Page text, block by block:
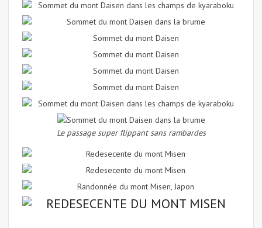
Le passage super flippant sans rambardes